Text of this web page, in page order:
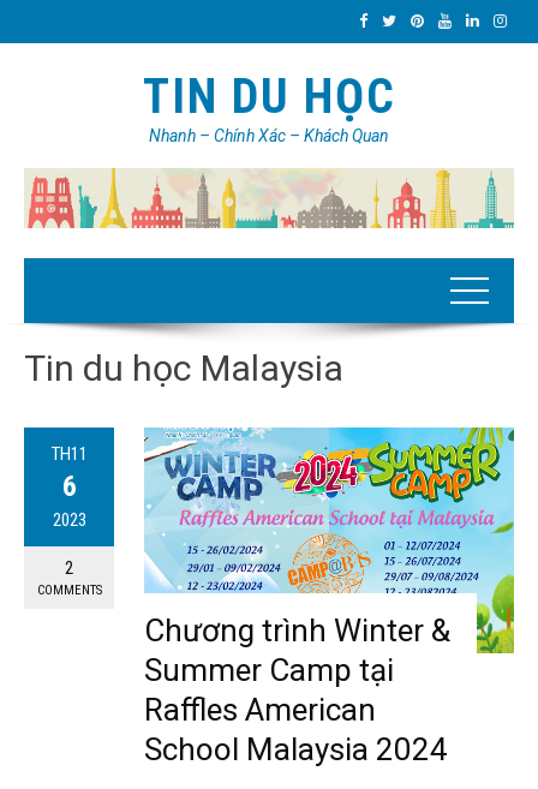
TIN DU HỌC
Nhanh – Chính Xác – Khách Quan
Tin du học Malaysia
TH11
6
2023
2
COMMENTS
Chương trình Winter &
Summer Camp tại
Raffles American
School Malaysia 2024